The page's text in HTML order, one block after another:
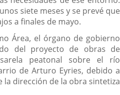
siete meses y se prevé que
a finales de mayo.
Área, el órgano de gobierno
del proyecto de obras de
peatonal sobre el río
de Arturo Eyries, debido a
la dirección de la obra sintetiza